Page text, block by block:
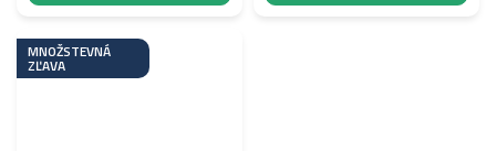
MNOŽSTEVNÁ
ZĽAVA